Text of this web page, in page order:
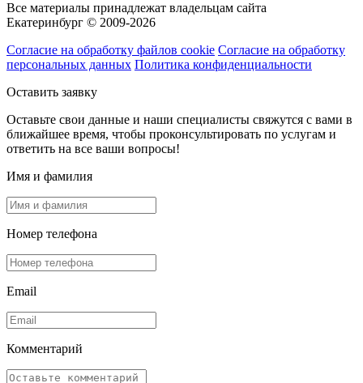
Все материалы принадлежат владельцам сайта
Екатеринбург © 2009-2026
Согласие на обработку файлов cookie Согласие на обработку
персональных данных Политика конфиденциальности
Оставить заявку
Оставьте свои данные и наши специалисты свяжутся с вами в
ближайшее время, чтобы проконсультировать по услугам и
ответить на все ваши вопросы!
Имя и фамилия
Номер телефона
Email
Комментарий